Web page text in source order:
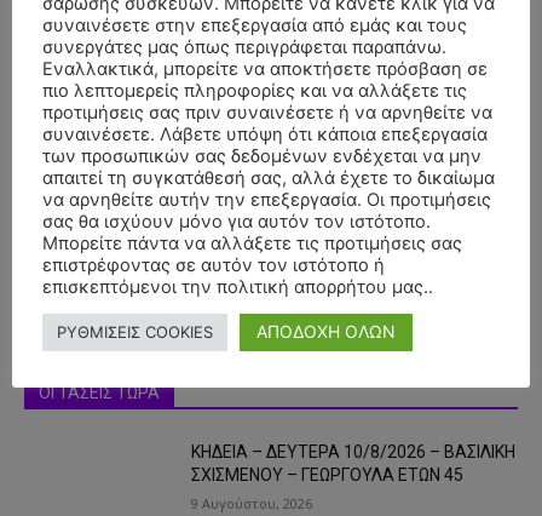
- Advertisment -
ΟΙ ΤΑΣΕΙΣ ΤΩΡΑ
ΚΗΔΕΙΑ – ΔΕΥΤΕΡΑ 10/8/2026 – ΒΑΣΙΛΙΚΗ
ΣΧΙΣΜΕΝΟΥ – ΓΕΩΡΓΟΥΛΑ ΕΤΩΝ 45
9 Αυγούστου, 2026
συναινέσετε στην επεξεργασία από εμάς και τους
συνεργάτες μας όπως περιγράφεται παραπάνω.
Εναλλακτικά, μπορείτε να αποκτήσετε πρόσβαση σε
πιο λεπτομερείς πληροφορίες και να αλλάξετε τις
προτιμήσεις σας πριν συναινέσετε ή να αρνηθείτε να
συναινέσετε. Λάβετε υπόψη ότι κάποια επεξεργασία
των προσωπικών σας δεδομένων ενδέχεται να μην
απαιτεί τη συγκατάθεσή σας, αλλά έχετε το δικαίωμα
να αρνηθείτε αυτήν την επεξεργασία. Οι προτιμήσεις
σας θα ισχύουν μόνο για αυτόν τον ιστότοπο.
Μπορείτε πάντα να αλλάξετε τις προτιμήσεις σας
επιστρέφοντας σε αυτόν τον ιστότοπο ή
επισκεπτόμενοι την πολιτική απορρήτου μας..
ΡΥΘΜΙΣΕΙΣ COOKIES ΑΠΟΔΟΧΗ ΟΛΩΝ